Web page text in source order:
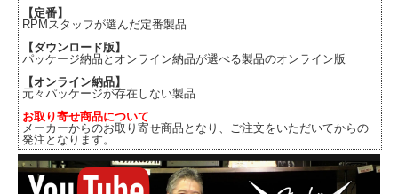
【定番】
RPMスタッフが選んだ定番製品
【ダウンロード版】
パッケージ納品とオンライン納品が選べる製品のオンライン版
【オンライン納品】
元々パッケージが存在しない製品
お取り寄せ商品について
メーカーからのお取り寄せ商品となり、ご注文をいただいてからの
発注となります。